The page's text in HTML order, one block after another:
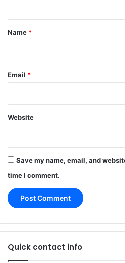
*
Name *
Email *
Website
Save my name, email, and
time I comment.
Quick contact info